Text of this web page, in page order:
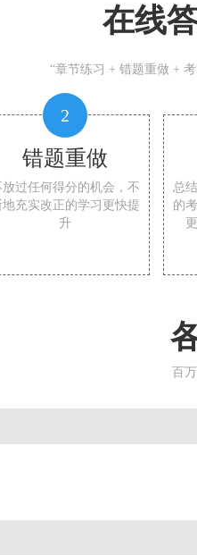
在线
“章节练习 + 错题重做 +
2
错题重做
放过任何得分的机会，不
地充实改正的学习更快提
升
总
的
百